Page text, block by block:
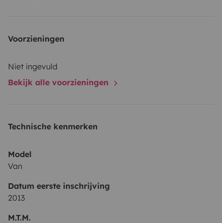
Voorzieningen
Niet ingevuld
Bekijk alle voorzieningen
Technische kenmerken
Model
Van
Datum eerste inschrijving
2013
M.T.M.